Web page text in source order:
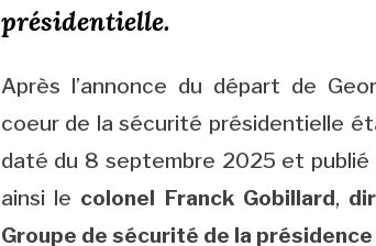
présidentielle.
Après l’annonce du départ de
coeur de la sécurité présidentielle
daté du 8 septembre 2025 et publié
ainsi le colonel Franck Gobillard,
Groupe de sécurité de la présidence